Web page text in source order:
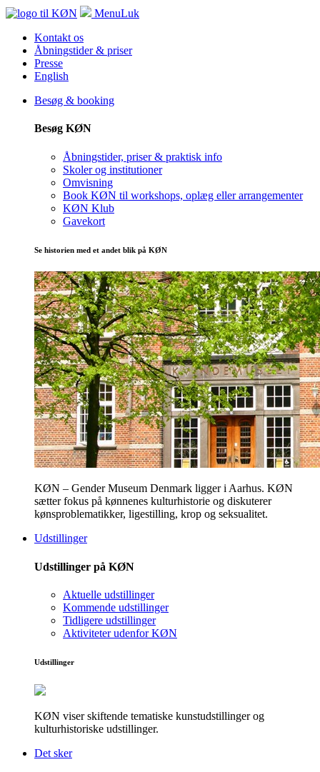
MenuLuk
Kontakt os
Åbningstider & priser
Presse
English
Besøg & booking
Besøg KØN
Åbningstider, priser & praktisk info
Skoler og institutioner
Omvisning
Book KØN til workshops, oplæg eller arrangementer
KØN Klub
Gavekort
Se historien med et andet blik på KØN
KØN – Gender Museum Denmark ligger i Aarhus. KØN
sætter fokus på kønnenes kulturhistorie og diskuterer
kønsproblematikker, ligestilling, krop og seksualitet.
Udstillinger
Udstillinger på KØN
Aktuelle udstillinger
Kommende udstillinger
Tidligere udstillinger
Aktiviteter udenfor KØN
Udstillinger
KØN viser skiftende tematiske kunstudstillinger og
kulturhistoriske udstillinger.
Det sker